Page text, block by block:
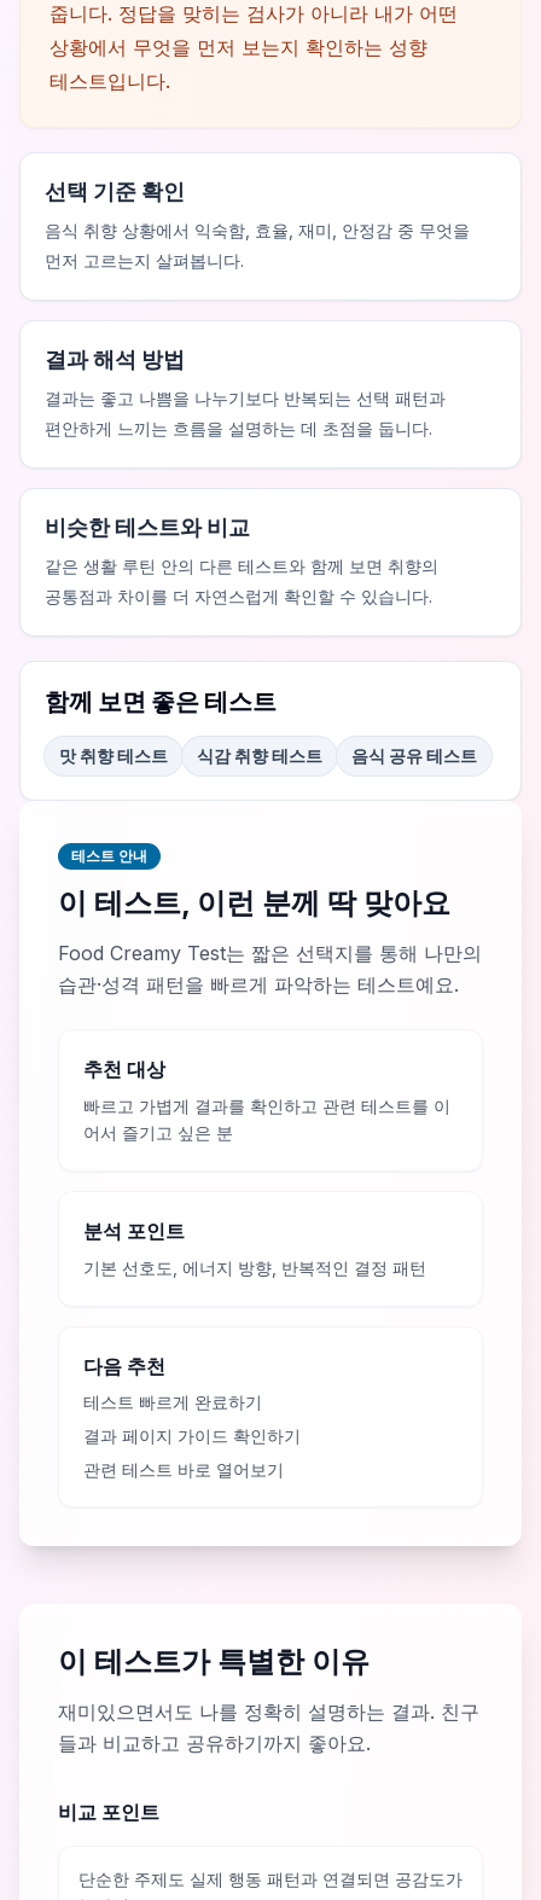
줍니다. 정답을 맞히는 검사가 아니라 내가 어떤
상황에서 무엇을 먼저 보는지 확인하는 성향
테스트입니다.
선택 기준 확인
음식 취향 상황에서 익숙함, 효율, 재미, 안정감 중 무엇을
먼저 고르는지 살펴봅니다.
결과 해석 방법
결과는 좋고 나쁨을 나누기보다 반복되는 선택 패턴과
편안하게 느끼는 흐름을 설명하는 데 초점을 둡니다.
비슷한 테스트와 비교
같은 생활 루틴 안의 다른 테스트와 함께 보면 취향의
공통점과 차이를 더 자연스럽게 확인할 수 있습니다.
함께 보면 좋은 테스트
맛 취향 테스트 식감 취향 테스트 음식 공유 테스트
테스트 안내
이 테스트, 이런 분께 딱 맞아요
Food Creamy Test는 짧은 선택지를 통해 나만의
습관·성격 패턴을 빠르게 파악하는 테스트예요.
추천 대상
빠르고 가볍게 결과를 확인하고 관련 테스트를 이
어서 즐기고 싶은 분
분석 포인트
기본 선호도, 에너지 방향, 반복적인 결정 패턴
다음 추천
테스트 빠르게 완료하기
결과 페이지 가이드 확인하기
관련 테스트 바로 열어보기
이 테스트가 특별한 이유
재미있으면서도 나를 정확히 설명하는 결과. 친구
들과 비교하고 공유하기까지 좋아요.
비교 포인트
단순한 주제도 실제 행동 패턴과 연결되면 공감도가